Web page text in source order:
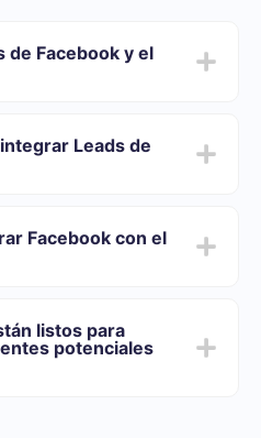
de Facebook y el
automáticamente
Leads de
la configuración demora
Facebook con el
se adapte a sus
la oportunidad de probar
durante 14 días.
listos para
potenciales